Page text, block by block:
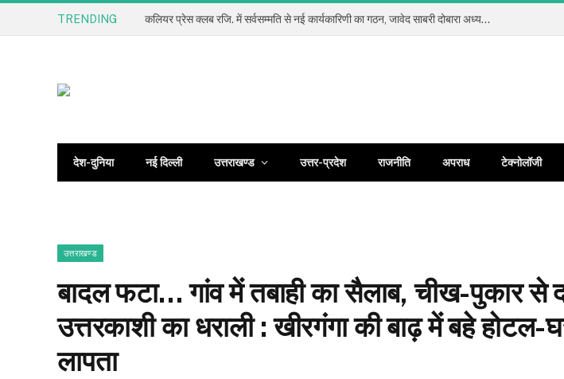
TRENDING कलियर प्रेस क्लब रजि. में सर्वसम्मति से नई कार्यकारिणी का गठन, जावेद साबरी दोबारा अध्यक्ष और जावेद अंसारी बने महामंत्री
देश-दुनिया नई दिल्ली उत्तराखण्ड उत्तर-प्रदेश राजनीति अपराध टेक्नोलॉजी
उत्तराखण्ड
बादल फटा… गांव में तबाही का सैलाब, चीख-पुकार से
उत्तरकाशी का धराली : खीरगंगा की बाढ़ में बहे
लापता